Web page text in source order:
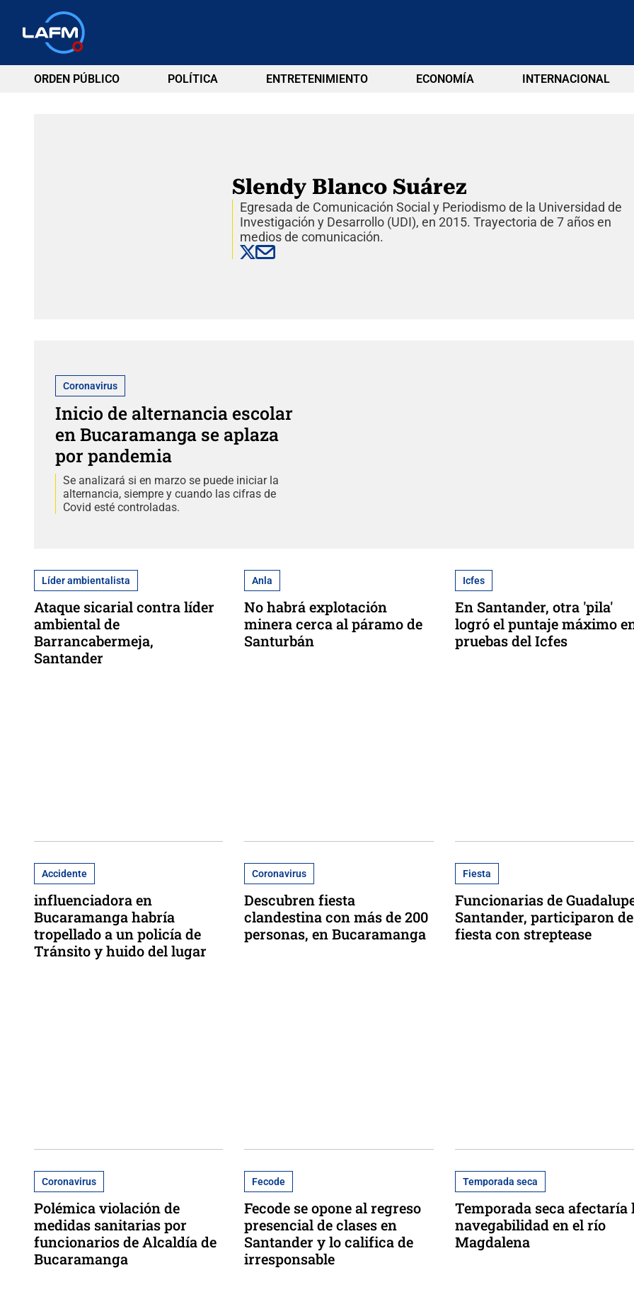
ORDEN PÚBLICO POLÍTICA ENTRETENIMIENTO ECONOMÍA INTERNACIONAL
Slendy Blanco Suárez
Egresada de Comunicación Social y Periodismo de la Universidad de
Investigación y Desarrollo (UDI), en 2015. Trayectoria de 7 años en
medios de comunicación.
Coronavirus
Inicio de alternancia escolar
en Bucaramanga se aplaza
por pandemia
Se analizará si en marzo se puede iniciar la
alternancia, siempre y cuando las cifras de
Covid esté controladas.
Líder ambientalista
Ataque sicarial contra líder
ambiental de
Barrancabermeja,
Santander
Anla
No habrá explotación
minera cerca al páramo de
Santurbán
Icfes
En Santander, otra 'pila'
logró el puntaje máximo
pruebas del Icfes
Accidente
influenciadora en
Bucaramanga habría
tropellado a un policía de
Tránsito y huido del lugar
Coronavirus
Descubren fiesta
clandestina con más de 200
personas, en Bucaramanga
Fiesta
Funcionarias de
Santander, participaron de
fiesta con streptease
Coronavirus
Polémica violación de
medidas sanitarias por
funcionarios de Alcaldía de
Bucaramanga
Fecode
Fecode se opone al regreso
presencial de clases en
Santander y lo califica de
irresponsable
Temporada seca
Temporada seca afectaría
navegabilidad en el río
Magdalena